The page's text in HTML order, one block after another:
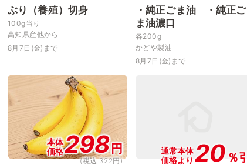
ぶり（養殖）切身
100g当り
高知県産他から
8月7日(金)まで
・純正ごま油 ・純正ご
ま油濃口
各200g
かどや製油
8月7日(金)まで
本体
価格298 円
(税込 322円)
通常本体
価格より 20 ％引